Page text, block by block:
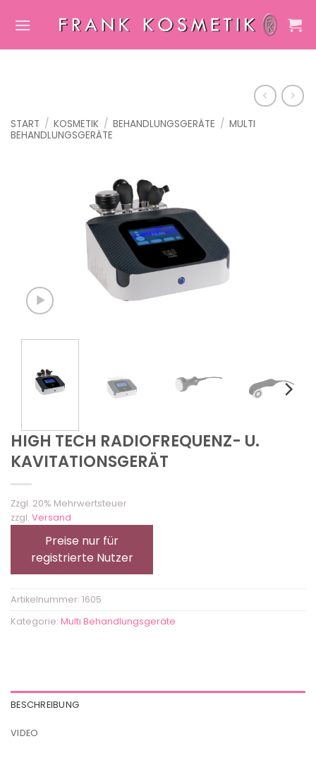
Inhalt
START / KOSMETIK / BEHANDLUNGSGERÄTE / MULTI
BEHANDLUNGSGERÄTE
HIGH TECH RADIOFREQUENZ- U.
KAVITATIONSGERÄT
Zzgl. 20% Mehrwertsteuer
zzgl. Versand
Preise nur für
registrierte Nutzer
Artikelnummer: 1605
Kategorie: Multi Behandlungsgeräte
BESCHREIBUNG
VIDEO